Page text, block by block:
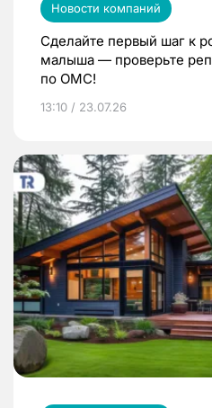
Новости компаний
Сделайте первый шаг к
малыша — проверьте
по ОМС!
13:10 / 23.07.26